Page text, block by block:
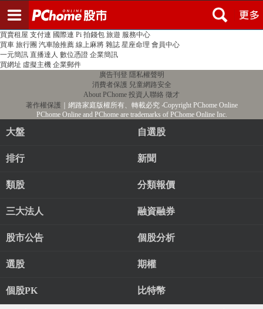
PChome首頁 線上購物 24h購物 書店
買賣租屋 支付連 國際連 Pi 拍錢包 旅遊 服務中心
買車 旅行團 汽車險推薦 線上麻將 雜誌 星座命理 會員中心
一元簡訊 直播達人 數位憑證 企業簡訊
買網址 虛擬主機 企業郵件
廣告刊登 隱私權聲明
消費者保護 兒童網路安全
About PChome 投資人聯絡 徵才
著作權保護 ｜網路家庭版權所有、轉載必究‧Copyright PChome Online
PChome Online and PChome are trademarks of PChome Online Inc.
大盤 自選股
排行 新聞
類股 分類報價
三大法人 融資融券
股市公告 個股分析
選股 期權
個股PK 比特幣